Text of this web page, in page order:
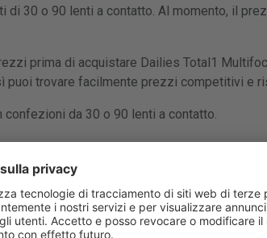
di 30 o 90 lenti a contatto. Al momento, il
prima di acquistare Dailies Total1
trovare facilmente prezzi competitivi e
da 30 o 90 lenti a contatto.
(30 lenti) è 31,99 €.
(90 lenti) è 86,24 €.Vai all'offerta di